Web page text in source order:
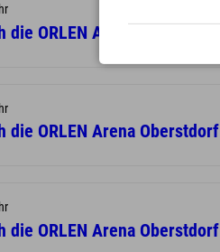
die ORLEN Arena Oberstdorf
die ORLEN Arena Oberstdorf
die ORLEN Arena Oberstdorf